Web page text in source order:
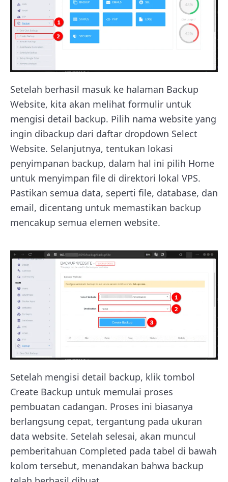
Setelah berhasil masuk ke halaman Backup
Website, kita akan melihat formulir untuk
mengisi detail backup. Pilih nama website yang
ingin dibackup dari daftar dropdown Select
Website. Selanjutnya, tentukan lokasi
penyimpanan backup, dalam hal ini pilih Home
untuk menyimpan file di direktori lokal VPS.
Pastikan semua data, seperti file, database, dan
email, dicentang untuk memastikan backup
mencakup semua elemen website.
Setelah mengisi detail backup, klik tombol
Create Backup untuk memulai proses
pembuatan cadangan. Proses ini biasanya
berlangsung cepat, tergantung pada ukuran
data website. Setelah selesai, akan muncul
pemberitahuan Completed pada tabel di bawah
kolom tersebut, menandakan bahwa backup